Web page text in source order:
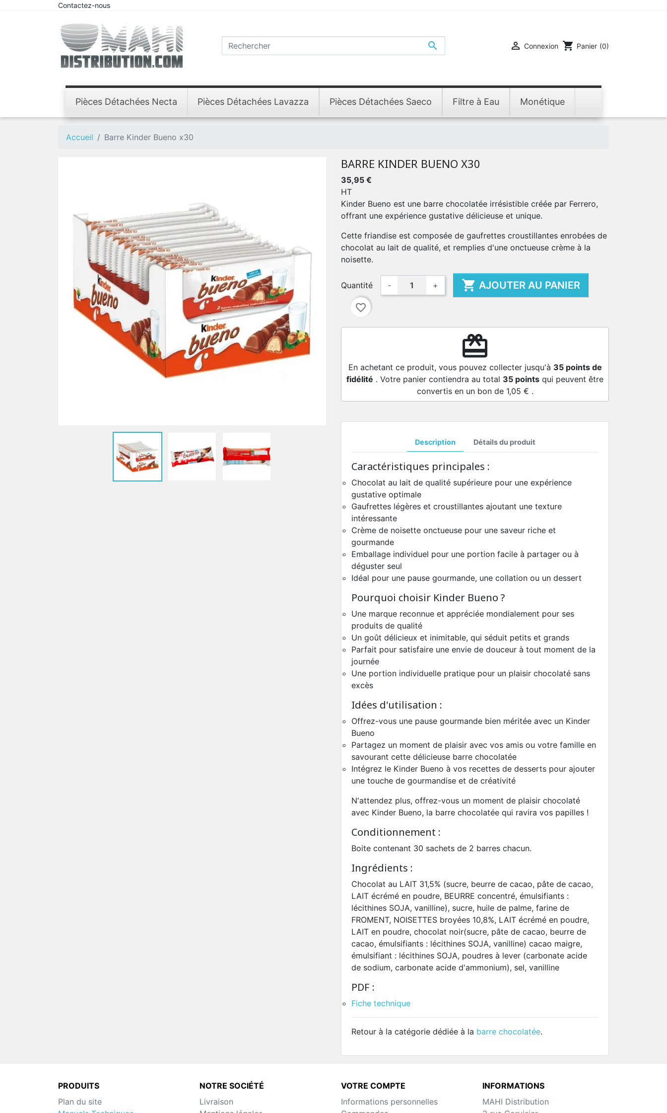
Contactez-nous
  Connexion shopping_cart Panier (0)
Pièces Détachées Necta Pièces Détachées Lavazza Pièces Détachées Saeco Filtre à Eau Monétique
Accueil Barre Kinder Bueno x30
BARRE KINDER BUENO X30
35,95 €
HT
Kinder Bueno est une barre chocolatée irrésistible créée par Ferrero,
offrant une expérience gustative délicieuse et unique.
Cette friandise est composée de gaufrettes croustillantes enrobées de
chocolat au lait de qualité, et remplies d'une onctueuse crème à la
noisette.
Quantité - +  AJOUTER AU PANIER
favorite_border
redeem
En achetant ce produit, vous pouvez collecter jusqu'à 35points de
fidélité . Votre panier contiendra au total 35 points qui peuvent être
convertis en un bon de 1,05 € .
Description Détails du produit
Caractéristiques principales :
Chocolat au lait de qualité supérieure pour une expérience
gustative optimale
Gaufrettes légères et croustillantes ajoutant une texture
intéressante
Crème de noisette onctueuse pour une saveur riche et
gourmande
Emballage individuel pour une portion facile à partager ou à
déguster seul
Idéal pour une pause gourmande, une collation ou un dessert
Pourquoi choisir Kinder Bueno ?
Une marque reconnue et appréciée mondialement pour ses
produits de qualité
Un goût délicieux et inimitable, qui séduit petits et grands
Parfait pour satisfaire une envie de douceur à tout moment de la
journée
Une portion individuelle pratique pour un plaisir chocolaté sans
excès
Idées d'utilisation :
Offrez-vous une pause gourmande bien méritée avec un Kinder
Bueno
Partagez un moment de plaisir avec vos amis ou votre famille en
savourant cette délicieuse barre chocolatée
Intégrez le Kinder Bueno à vos recettes de desserts pour ajouter
une touche de gourmandise et de créativité
N'attendez plus, offrez-vous un moment de plaisir chocolaté
avec Kinder Bueno, la barre chocolatée qui ravira vos papilles !
Conditionnement :
Boite contenant 30 sachets de 2 barres chacun.
Ingrédients :
Chocolat au LAIT 31,5% (sucre, beurre de cacao, pâte de cacao,
LAIT écrémé en poudre, BEURRE concentré, émulsifiants :
lécithines SOJA, vanilline), sucre, huile de palme, farine de
FROMENT, NOISETTES broyées 10,8%, LAIT écrémé en poudre,
LAIT en poudre, chocolat noir(sucre, pâte de cacao, beurre de
cacao, émulsifiants : lécithines SOJA, vanilline) cacao maigre,
émulsifiant : lécithines SOJA, poudres à lever (carbonate acide
de sodium, carbonate acide d'ammonium), sel, vanilline
PDF :
Fiche technique
Retour à la catégorie dédiée à la barre chocolatée.
PRODUITS
Plan du site
NOTRE SOCIÉTÉ
Livraison
VOTRE COMPTE
Informations personnelles
INFORMATIONS
MAHI Distribution